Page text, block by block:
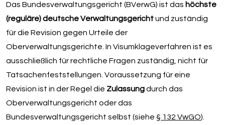
Das Bundesverwaltungsgericht (BVerwG) ist das höchste
(reguläre) deutsche Verwaltungsgerichtund zuständig
für die Revision gegen Urteile der
Oberverwaltungsgerichte. In Visumklageverfahren ist es
ausschließlich für rechtliche Fragen zuständig, nicht für
Tatsachenfeststellungen. Voraussetzung für eine
Revision ist in der Regel die Zulassungdurch das
Oberverwaltungsgericht oder das
Bundesverwaltungsgericht selbst (siehe§ 132 VwGO).